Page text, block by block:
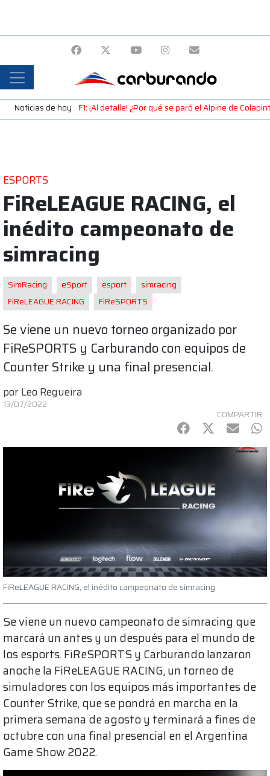
Noticias de hoy F1: ¡Al detalle! ¿Por qué se paró el Alpine de
ESPORTS
FiReLEAGUE RACING, el
inédito campeonato de
simracing
SimRacing eSport esport
simracing
FiReLEAGUE RACING
FiReSPORTS
Se viene un nuevo torneo organizado por
FiReSPORTS y Carburando con equipos de
Counter Strike y una final presencial.
por Leo Regueira
13/07/2022
COMPARTIR
Facebook
Twitter
mail
FiReLEAGUE RACING, el inédito campeonato de simracing
Se viene un nuevo campeonato de simracing que
marcará un antes y un después para el mundo de
los esports. FiReSPORTS y Carburando lanzaron
anoche la FiReLEAGUE RACING, un torneo de
simuladores con los equipos más importantes de
Counter Strike, que se pondrá en marcha en la
primera semana de agosto y terminará a fines de
octubre con una final presencial en el Argentina
Game Show 2022.